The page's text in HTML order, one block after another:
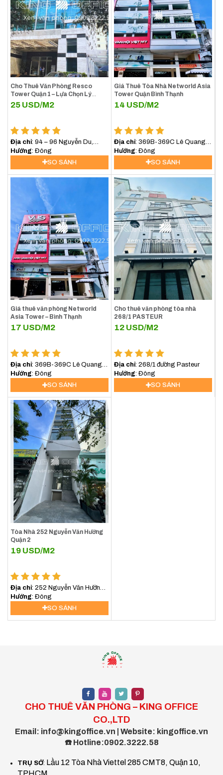
Cho Thuê Văn Phòng Resco
Tower Quận 1 – Lựa Chọn Lý
Tưởng Cho Doanh Nghiệp Tại
Trung Tâm TP.HCM
25 USD/M2
Địa chỉ: 94 – 96 Nguyễn Du,
Phường Sài Gòn (Phường Bến
Nghé, Quận 1)
Hướng : Đông
SO SÁNH
Giá Thuê Tòa Nhà Networld Asia
Tower Quận Bình Thạnh
14 USD/M2
Địa chỉ: 369B-369C Lê Quang
Định, Phường Bình Lợi Trung,
(Bình Thạnh) TP.HCM
Hướng : Đông
SO SÁNH
Giá thuê văn phòng Networld
Asia Tower – Bình Thạnh
17 USD/M2
Địa chỉ: 369B-369C Lê Quang
Định, Phường Bình lợi
Trung,TP.HCM
Hướng : Đông
SO SÁNH
Cho thuê văn phòng tòa nhà
268/1 PASTEUR
12 USD/M2
Địa chỉ: 268/1 đường Pasteur
Hướng : Đông
SO SÁNH
Tòa Nhà 252 Nguyễn Văn Hưởng
Quận 2
19 USD/M2
Địa chỉ: 252 Nguyễn Văn Hưởng,
An Khánh, Hồ Chí Minh, Việt Nam
Hướng : Đông
SO SÁNH
CHO THUÊ VĂN PHÒNG – KING OFFICE
CO.,LTD
Email: info@kingoffice.vn | Website: kingoffice.vn
☎️ Hotline:0902.3222.58
TRỤ SỞ: Lầu 12 Tòa Nhà Viettel 285 CMT8, Quận 10,
TPHCM.